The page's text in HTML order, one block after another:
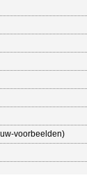
voorbeelden)